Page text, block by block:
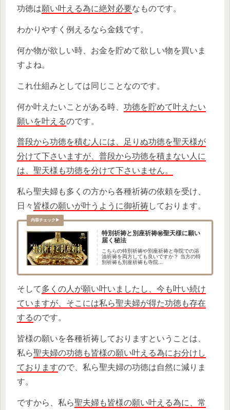
功徳は願い叶える為に絶対必要なものです。
わかりやすく例えるなら金銭です。
何か物が欲しい時、お金を貯めて欲しい物を買いま
すよね。
これ仕組みとしては同じことなのです。
何か叶えたいことがある時、 功徳を貯めて叶えたい
願いを叶えるのです。
普段から功徳を積む人には、足りぬ功徳を聖天様が
分けて下さいますが、普段から功徳を積まない人に
は、聖天様も功徳を分けて下さいません。
私ら聖夫婦も多くの方から各種祈祷の依頼を受け、
日々 皆様の願いが叶うように御祈祷しております。
特別祈祷と別座祈祷㊙聖天様に願い
届く秘法
こちらの特別祈祷や別座祈祷と寺院での浴
油祈祷を両方しても良いですか？ 当方の特
別祈祷も別座祈祷も寺院...
そして多くの人が願い叶いましたし、今も叶い続け
ていますが、そこには私ら聖夫婦が得た功徳も存在
するのです。
皆様の願いを各種祈祷しておりますということは、
私ら聖夫婦の功徳も皆様の願い叶える為にお分けし
ておりますので、私ら聖夫婦の功徳は自然に減りま
す。
ですから、私ら聖夫婦も皆様の願い叶える為に、常